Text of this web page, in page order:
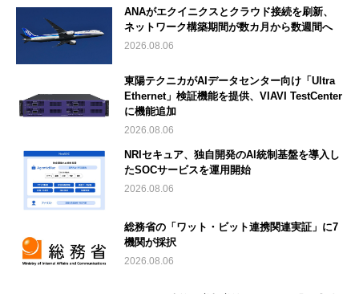
ANAがエクイニクスとクラウド接続を刷新、
ネットワーク構築期間が数カ月から数週間へ
2026.08.06
東陽テクニカがAIデータセンター向け「Ultra
Ethernet」検証機能を提供、VIAVI TestCenter
に機能追加
2026.08.06
NRIセキュア、独自開発のAI統制基盤を導入し
たSOCサービスを運用開始
2026.08.06
総務省の「ワット・ビット連携関連実証」に7
機関が採択
2026.08.06